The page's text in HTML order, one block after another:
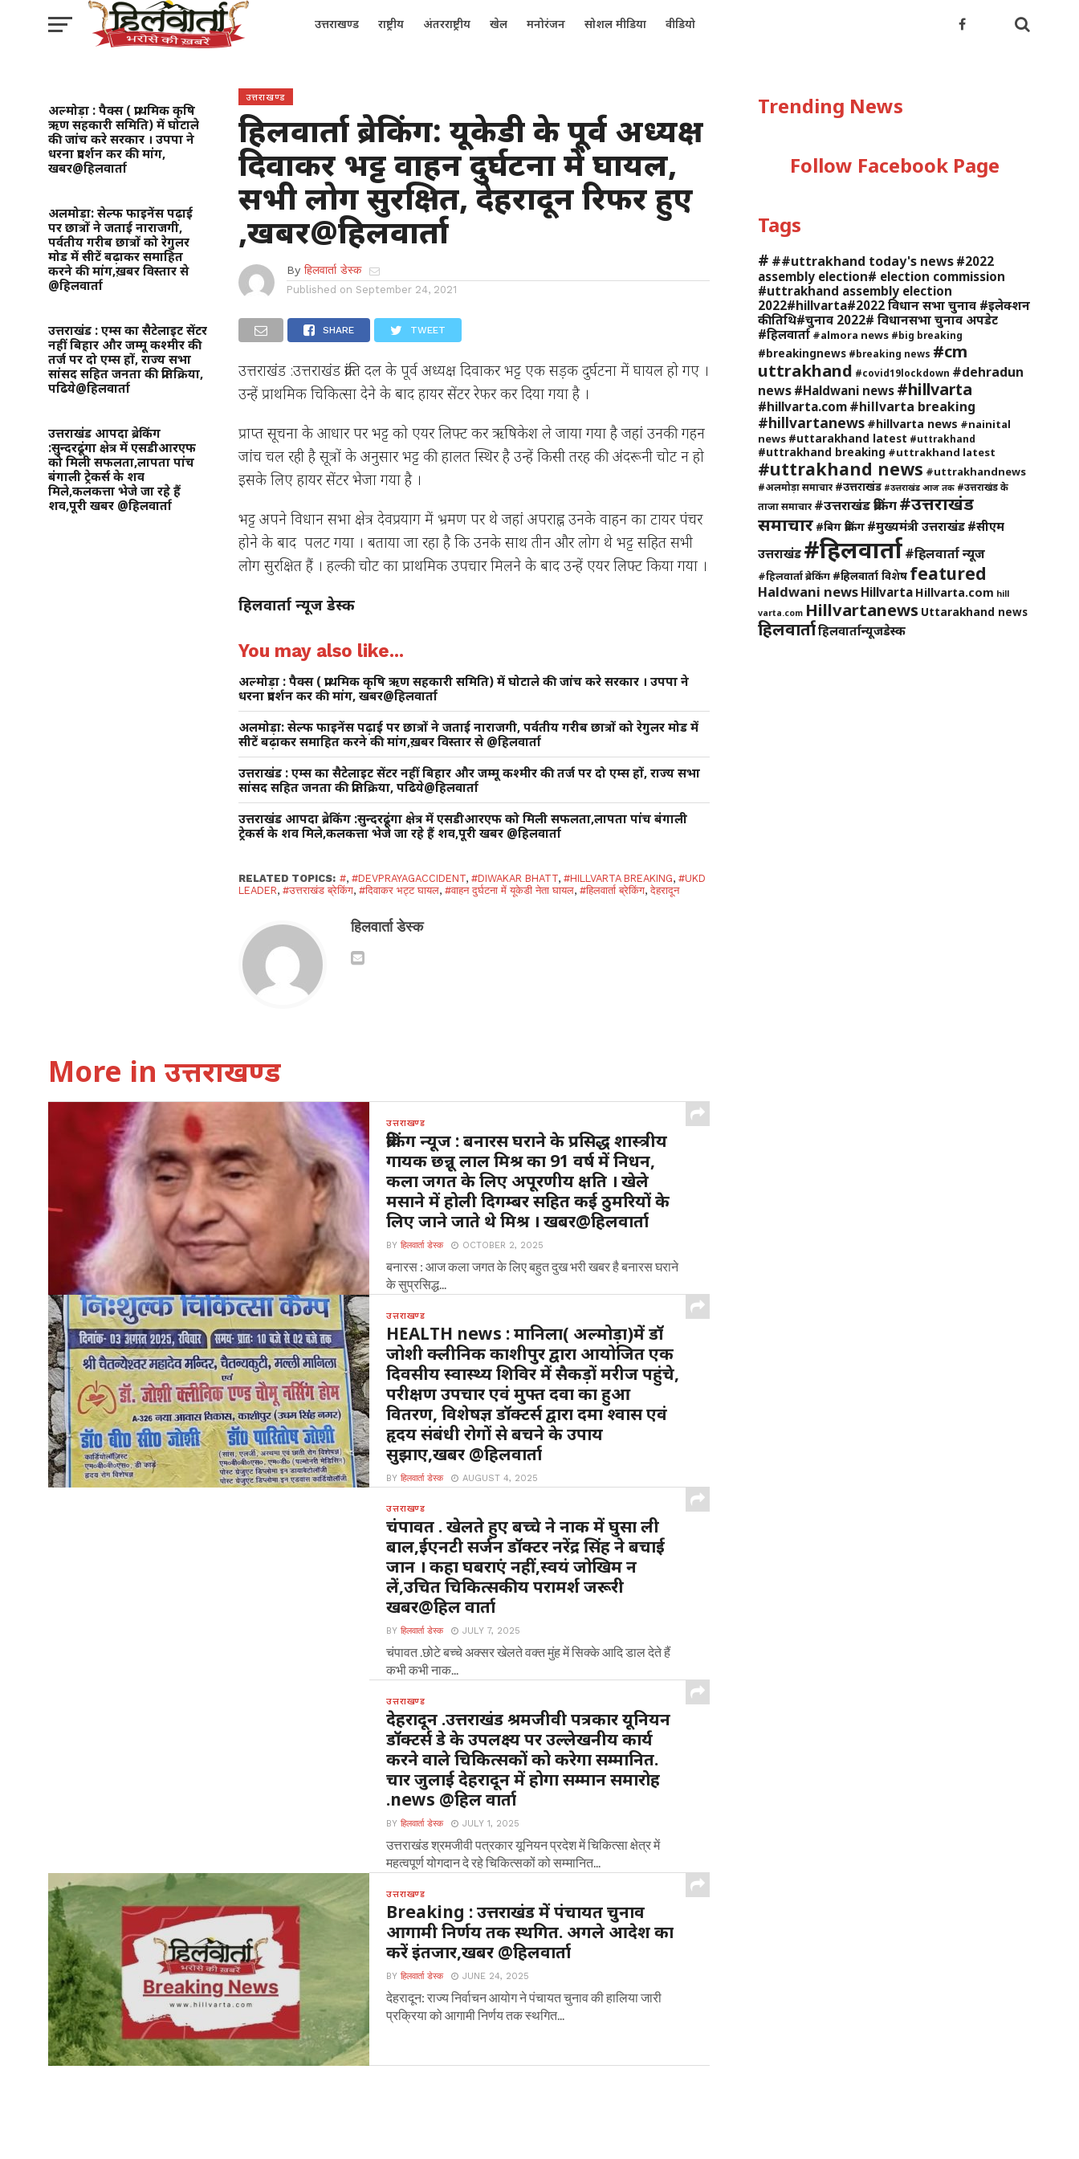
उत्तराखण्ड राष्ट्रीय अंतरराष्ट्रीय खेल मनोरंजन सोशल मीडिया वीडियो
अल्मोड़ा : पैक्स ( प्राथमिक कृषि
ऋण सहकारी समिति) में घोटाले
की जांच करे सरकार । उपपा ने
धरना प्रदर्शन कर की मांग,
खबर@हिलवार्ता
अलमोड़ा: सेल्फ फाइनेंस पढ़ाई
पर छात्रों ने जताई नाराजगी,
पर्वतीय गरीब छात्रों को रेगुलर
मोड में सीटें बढ़ाकर समाहित
करने की मांग,ख़बर विस्तार से
@हिलवार्ता
उत्तराखंड : एम्स का सैटेलाइट सेंटर
नहीं बिहार और जम्मू कश्मीर की
तर्ज पर दो एम्स हों, राज्य सभा
सांसद सहित जनता की प्रतिक्रिया,
पढिये@हिलवार्ता
उत्तराखंड आपदा ब्रेकिंग
:सुन्दरढूंगा क्षेत्र में एसडीआरएफ
को मिली सफलता,लापता पांच
बंगाली ट्रेकर्स के शव
मिले,कलकत्ता भेजे जा रहे हैं
शव,पूरी खबर @हिलवार्ता
उत्तराखण्ड
हिलवार्ता ब्रेकिंग: यूकेडी के पूर्व अध्यक्ष
दिवाकर भट्ट वाहन दुर्घटना में घायल,
सभी लोग सुरक्षित, देहरादून रिफर हुए
,खबर@हिलवार्ता
By हिलवार्ता डेस्क
Published on September 24, 2021
SHARE TWEET
उत्तराखंड :उत्तराखंड क्रांति दल के पूर्व अध्यक्ष दिवाकर भट्ट एक सड़क दुर्घटना में घायल हो गए ।
उन्हें प्राथमिक चिकित्सा देने के बाद हायर सेंटर रेफर कर दिया गया है ।
प्राप्त सूचना के आधार पर भट्ट को एयर लिफ्ट कर ऋषिकेश ले जाया गया है जहां उनकी गहन
जांच चल रही है सूत्रों के अनुसार भट्ट की हालत स्थिर है उन्हें किसी तरह की अंदरूनी चोट न हो
इसके लिए हायर सेंटर भेजा गया है ।
भट्ट अपने विधान सभा क्षेत्र देवप्रयाग में भ्रमण पर थे जहां अपराह्न उनके वाहन का टायर पंचर
होने के बाद पलट गया । बताया जा रहा है कि उनके साथ तीन और लोग थे भट्ट सहित सभी
लोग सुरक्षित हैं । हल्की चोट का प्राथमिक उपचार मिलने के बाद उन्हें एयर लिफ्ट किया गया ।
हिलवार्ता न्यूज डेस्क
You may also like...
अल्मोड़ा : पैक्स ( प्राथमिक कृषि ऋण सहकारी समिति) में घोटाले की जांच करे सरकार । उपपा ने
धरना प्रदर्शन कर की मांग, खबर@हिलवार्ता
अलमोड़ा: सेल्फ फाइनेंस पढ़ाई पर छात्रों ने जताई नाराजगी, पर्वतीय गरीब छात्रों को रेगुलर मोड में
सीटें बढ़ाकर समाहित करने की मांग,ख़बर विस्तार से @हिलवार्ता
उत्तराखंड : एम्स का सैटेलाइट सेंटर नहीं बिहार और जम्मू कश्मीर की तर्ज पर दो एम्स हों, राज्य सभा
सांसद सहित जनता की प्रतिक्रिया, पढिये@हिलवार्ता
उत्तराखंड आपदा ब्रेकिंग :सुन्दरढूंगा क्षेत्र में एसडीआरएफ को मिली सफलता,लापता पांच बंगाली
ट्रेकर्स के शव मिले,कलकत्ता भेजे जा रहे हैं शव,पूरी खबर @हिलवार्ता
RELATED TOPICS: #,#DEVPRAYAGACCIDENT,#DIWAKAR BHATT,#HILLVARTA BREAKING,#UKD
LEADER,#उत्तराखंड ब्रेकिंग,#दिवाकर भट्ट घायल,#वाहन दुर्घटना में यूकेडी नेता घायल,#हिलवार्ता ब्रेकिंग,देहरादून
हिलवार्ता डेस्क
More in उत्तराखण्ड
उत्तराखण्ड
ब्रेकिंग न्यूज : बनारस घराने के प्रसिद्ध शास्त्रीय
गायक छन्नू लाल मिश्र का 91 वर्ष में निधन,
कला जगत के लिए अपूरणीय क्षति । खेले
मसाने में होली दिगम्बर सहित कई ठुमरियों के
लिए जाने जाते थे मिश्र । खबर@हिलवार्ता
BYहिलवार्ता डेस्क OCTOBER 2, 2025
बनारस : आज कला जगत के लिए बहुत दुख भरी खबर है बनारस घराने
के सुप्रसिद्ध...
उत्तराखण्ड
HEALTH news : मानिला( अल्मोड़ा)में डॉ
जोशी क्लीनिक काशीपुर द्वारा आयोजित एक
दिवसीय स्वास्थ्य शिविर में सैकड़ों मरीज पहुंचे,
परीक्षण उपचार एवं मुफ्त दवा का हुआ
वितरण, विशेषज्ञ डॉक्टर्स द्वारा दमा श्वास एवं
हृदय संबंधी रोगों से बचने के उपाय
सुझाए,खबर @हिलवार्ता
BYहिलवार्ता डेस्क AUGUST 4, 2025
अगस्त 2025 रविवार ,चौमू नर्सिंग...
उत्तराखण्ड
चंपावत . खेलते हुए बच्चे ने नाक में घुसा ली
बाल,ईएनटी सर्जन डॉक्टर नरेंद्र सिंह ने बचाई
जान । कहा घबराएं नहीं,स्वयं जोखिम न
लें,उचित चिकित्सकीय परामर्श जरूरी
खबर@हिल वार्ता
BYहिलवार्ता डेस्क JULY 7, 2025
चंपावत .छोटे बच्चे अक्सर खेलते वक्त मुंह में सिक्के आदि डाल देते हैं
कभी कभी नाक...
उत्तराखण्ड
देहरादून .उत्तराखंड श्रमजीवी पत्रकार यूनियन
डॉक्टर्स डे के उपलक्ष्य पर उल्लेखनीय कार्य
करने वाले चिकित्सकों को करेगा सम्मानित.
चार जुलाई देहरादून में होगा सम्मान समारोह
.news @हिल वार्ता
BYहिलवार्ता डेस्क JULY 1, 2025
उत्तराखंड श्रमजीवी पत्रकार यूनियन प्रदेश में चिकित्सा क्षेत्र में
महत्वपूर्ण योगदान दे रहे चिकित्सकों को सम्मानित...
उत्तराखण्ड
Breaking : उत्तराखंड में पंचायत चुनाव
आगामी निर्णय तक स्थगित. अगले आदेश का
करें इंतजार,खबर @हिलवार्ता
BYहिलवार्ता डेस्क JUNE 24, 2025
देहरादून: राज्य निर्वाचन आयोग ने पंचायत चुनाव की हालिया जारी
प्रक्रिया को आगामी निर्णय तक स्थगित...
Trending News
Follow Facebook Page
Tags
# ##uttrakhand today's news #2022
assembly election# election commission
#uttrakhand assembly election
2022#hillvarta#2022 विधान सभा चुनाव #इलेक्शन
की तिथि#चुनाव 2022# विधानसभा चुनाव अपडेट
#हिलवार्ता #almora news #big breaking
#breakingnews #breaking news #cm
uttrakhand #covid19lockdown #dehradun
news #Haldwani news #hillvarta
#hillvarta.com #hillvarta breaking
#hillvartanews #hillvarta news #nainital
news #uttarakhand latest #uttrakhand
#uttrakhand breaking #uttrakhand latest
#uttrakhand news #uttrakhandnews
#अलमोड़ा समाचार #उत्तराखंड #उत्तराखंड आज तक #उत्तराखंड के
ताजा समाचार #उत्तराखंड ब्रेकिंग#उत्तराखंड
समाचार #बिग ब्रेकिंग #मुख्यमंत्री उत्तराखंड #सीएम
उत्तराखंड #हिलवार्ता#हिलवार्ता न्यूज
#हिलवार्ता ब्रेकिंग #हिलवार्ता विशेष featured
Haldwani news Hillvarta Hillvarta.com hill
varta.com Hillvartanews Uttarakhand news
हिलवार्ताहिलवार्तान्यूजडेस्क